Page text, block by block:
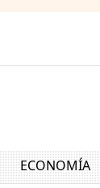
ECONOMÍA